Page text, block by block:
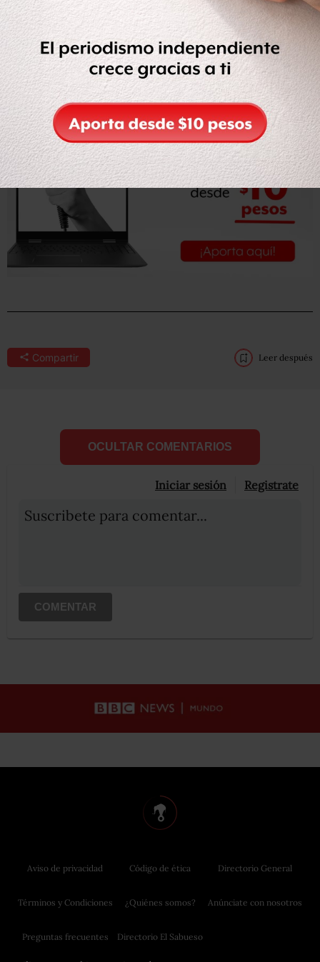
Igualmente, elementos de la Secretaría de la Defensa
Nacional (Sedena) y de la Policía Ministerial del Estado
acudieron para implementar un cerco de protección e
iniciar las indagatorias del caso.
Compartir Leer después
OCULTAR COMENTARIOS
Iniciar sesión Registrate
Suscribete para comentar...
COMENTAR
Aviso de privacidad
Términos y Condiciones
Preguntas frecuentes
Código de ética
¿Quiénes somos?
Directorio El Sabueso
Directorio General
Anúnciate con nosotros